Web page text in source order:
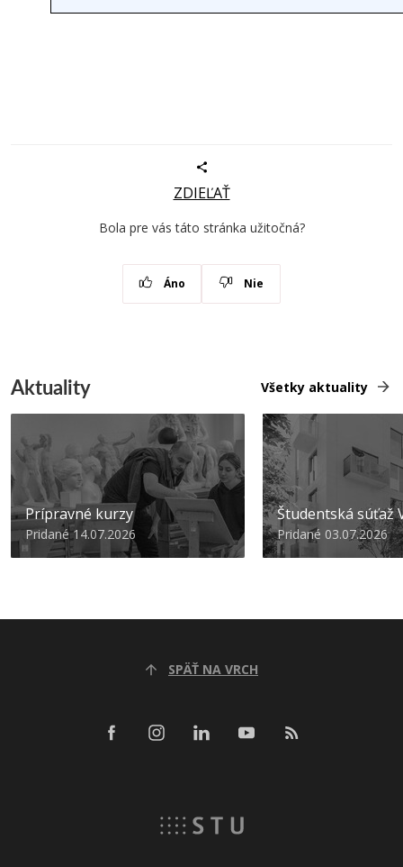
ZDIEĽAŤ
Bola pre vás táto stránka užitočná?
Áno Nie
Aktuality Všetky aktuality
Prípravné kurzy
Pridané 14.07.2026
Študentská súťaž
Pridané 03.07.2026
SPÄŤ NA VRCH